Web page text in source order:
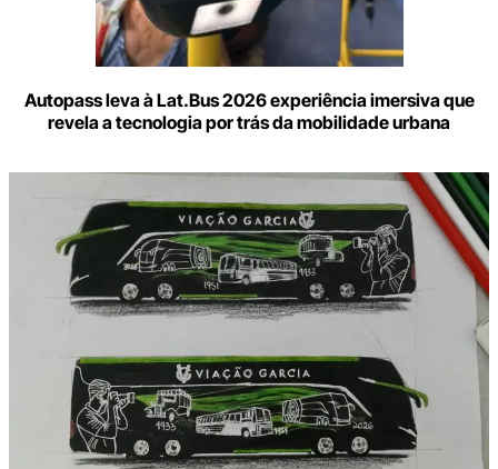
Autopass leva à Lat.Bus 2026 experiência imersiva que
revela a tecnologia por trás da mobilidade urbana